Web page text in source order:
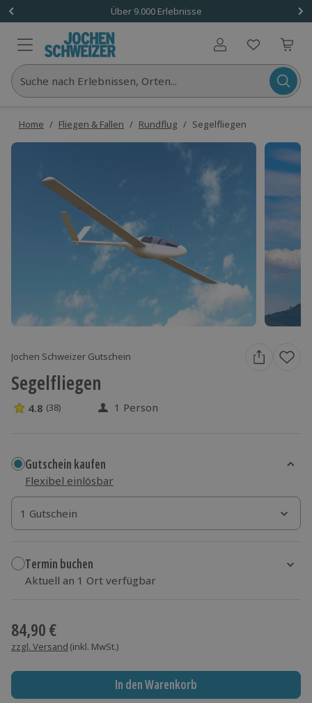
Über 9.000 Erlebnisse
Benutzerkonto
Suche nach Erlebnissen, Orten...
Home / Fliegen & Fallen / Rundflug / Segelfliegen
Jochen Schweizer Gutschein
Segelfliegen
4.8 Sterne von 5 aus 38 Bewertungen
4.8 (38) 1 Person
Gutschein kaufen
Flexibel einlösbar
1 Gutschein
1 Gutschein
1 Gutschein
Termin buchen
Aktuell an 1 Ort verfügbar
84,90 €
zzgl. Versand (inkl. MwSt.)
In den Warenkorb